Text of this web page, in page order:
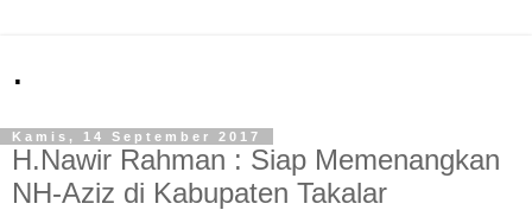
.
Kamis, 14 September 2017
H.Nawir Rahman : Siap Memenangkan
NH-Aziz di Kabupaten Takalar